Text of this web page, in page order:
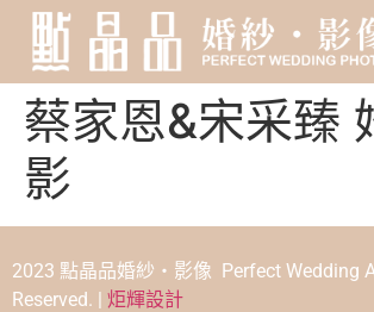
蔡家恩&宋采臻
影
2023 點晶品婚紗‧影像 Perfect Wedding
Reserved. | 炬輝設計